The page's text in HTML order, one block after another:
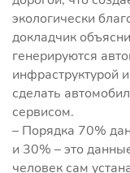
экологически
докладчик
генерируются
инфраструктурой
сделать
сервисом.
– Порядка 70%
и 30% – это
человек сам